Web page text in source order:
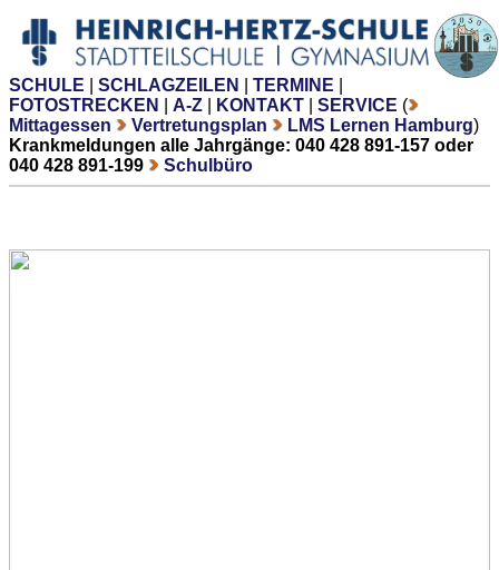
SCHULE SCHLAGZEILEN TERMINE
FOTOSTRECKEN
A-Z KONTAKT SERVICE (
Mittagessen
Vertretungsplan LMS Lernen Hamburg)
Krankmeldungen alle Jahrgänge: 040 428 891-157 oder
040 428 891-199
Schulbüro